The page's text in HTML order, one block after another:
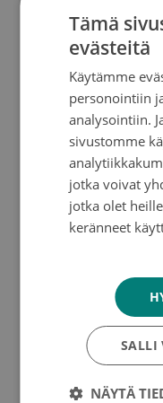
Se purkaa
matkojen ja
osuuksiin.
Suomessa on
mahdollistavat
seurannan eri
suorite- ja
Syöpärekisteristä
ja uusien
Löydät Syövän
Tämä
evästeitä
Käytämme
personointiin
analysointiin.
sivustomme
jotka voivat
jotka olet
keränneet
SALLI
NÄYTÄ